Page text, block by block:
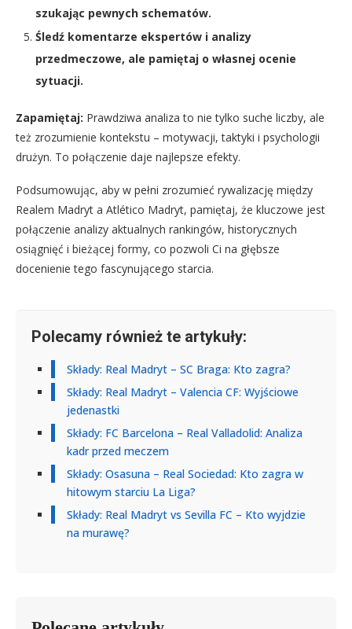
szukając pewnych schematów.
Śledź komentarze ekspertów i analizy
przedmeczowe, ale pamiętaj o własnej ocenie
sytuacji.
Zapamiętaj: Prawdziwa analiza to nie tylko suche liczby, ale
też zrozumienie kontekstu – motywacji, taktyki i psychologii
drużyn. To połączenie daje najlepsze efekty.
Podsumowując, aby w pełni zrozumieć rywalizację między
Realem Madryt a Atlético Madryt, pamiętaj, że kluczowe jest
połączenie analizy aktualnych rankingów, historycznych
osiągnięć i bieżącej formy, co pozwoli Ci na głębsze
docenienie tego fascynującego starcia.
Polecamy również te artykuły:
Składy: Real Madryt – SC Braga: Kto zagra?
Składy: Real Madryt – Valencia CF: Wyjściowe
jedenastki
Składy: FC Barcelona – Real Valladolid: Analiza
kadr przed meczem
Składy: Osasuna – Real Sociedad: Kto zagra w
hitowym starciu La Liga?
Składy: Real Madryt vs Sevilla FC – Kto wyjdzie
na murawę?